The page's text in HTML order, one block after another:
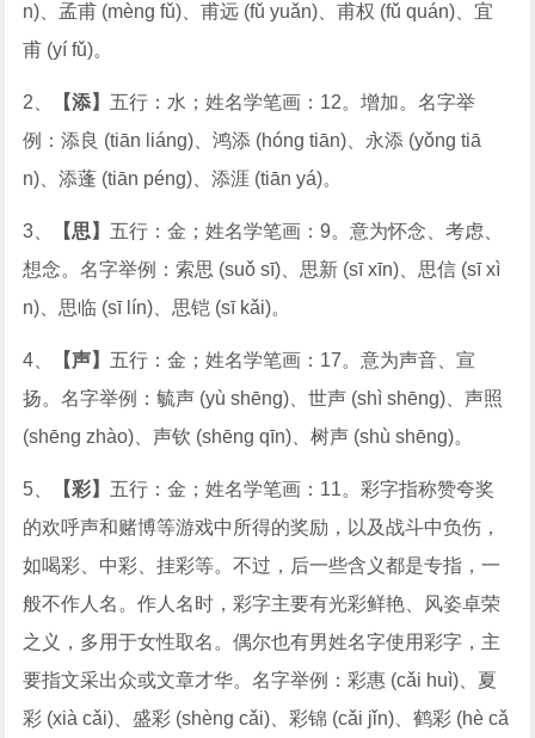
n)、孟甫 (mèng fǔ)、甫远 (fǔ yuǎn)、甫权 (fǔ quán)、宜
甫 (yí fǔ)。
2、 【添】 五行：水；姓名学笔画：12。增加。名字举
例：添良 (tiān liáng)、鸿添 (hóng tiān)、永添 (yǒng tiā
n)、添蓬 (tiān péng)、添涯 (tiān yá)。
3、 【思】 五行：金；姓名学笔画：9。意为怀念、考虑、
想念。名字举例：索思 (suǒ sī)、思新 (sī xīn)、思信 (sī xì
n)、思临 (sī lín)、思铠 (sī kǎi)。
4、 【声】 五行：金；姓名学笔画：17。意为声音、宣
扬。名字举例：毓声 (yù shēng)、世声 (shì shēng)、声照
(shēng zhào)、声钦 (shēng qīn)、树声 (shù shēng)。
5、 【彩】 五行：金；姓名学笔画：11。彩字指称赞夸奖
的欢呼声和赌博等游戏中所得的奖励，以及战斗中负伤，
如喝彩、中彩、挂彩等。不过，后一些含义都是专指，一
般不作人名。作人名时，彩字主要有光彩鲜艳、风姿卓荣
之义，多用于女性取名。偶尔也有男姓名字使用彩字，主
要指文采出众或文章才华。名字举例：彩惠 (cǎi huì)、夏
彩 (xià cǎi)、盛彩 (shèng cǎi)、彩锦 (cǎi jǐn)、鹤彩 (hè cǎ